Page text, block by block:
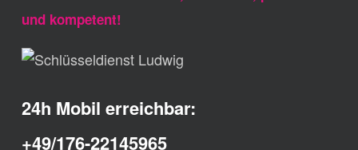
und kompetent!
24h Mobil erreichbar:
+49/176-22145965